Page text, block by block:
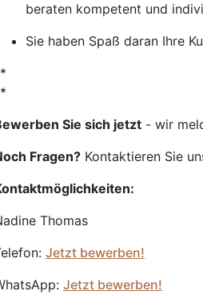
beraten kompetent und
Sie haben Spaß daran Ihre
Sie sich jetzt - wir
Fragen? Kontaktieren Sie
Thomas
Jetzt bewerben!
Jetzt bewerben!